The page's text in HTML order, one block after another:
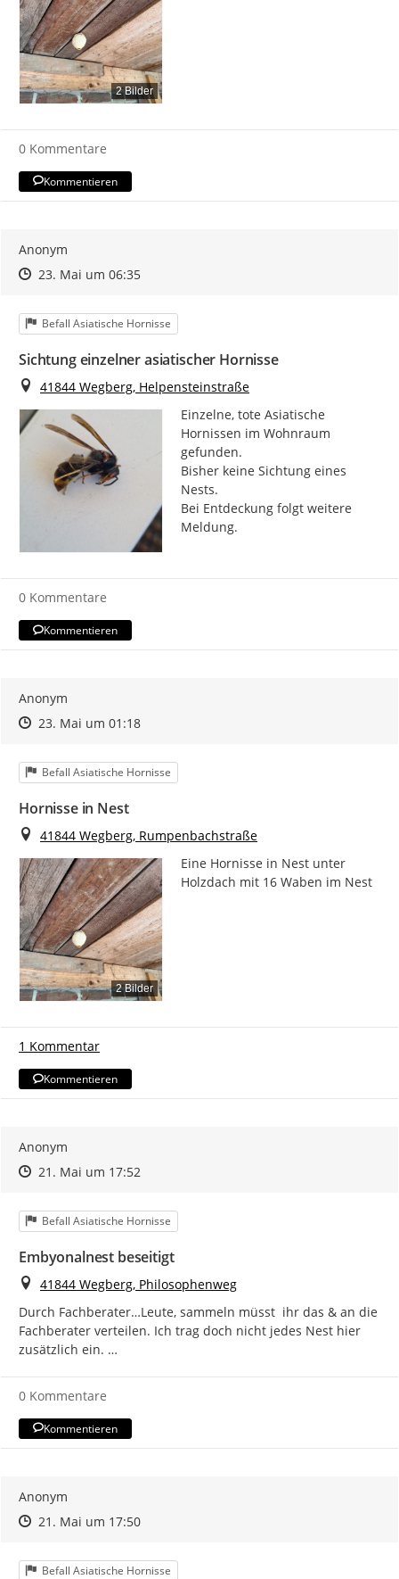
2 Bilder
0 Kommentare
Kommentieren
Anonym
Zeitpunkt des Erstellens
Zeitpunkt des Erstellens
23. Mai um 06:35Zur Äußerung
Kategorie
Befall Asiatische Hornisse
Sichtung einzelner asiatischer Hornisse
Ort
41844 Wegberg, Helpensteinstraße
Einzelne, tote Asiatische
Hornissen im Wohnraum
gefunden.
Bisher keine Sichtung eines
Nests.
Bei Entdeckung folgt weitere
Meldung.
0 Kommentare
Kommentieren
Anonym
Zeitpunkt des Erstellens
Zeitpunkt des Erstellens
23. Mai um 01:18Zur Äußerung
Kategorie
Befall Asiatische Hornisse
Hornisse in Nest
Ort
41844 Wegberg, Rumpenbachstraße
2 Bilder
Eine Hornisse in Nest unter
Holzdach mit 16 Waben im Nest
1 Kommentar
Kommentieren
Anonym
Zeitpunkt des Erstellens
Zeitpunkt des Erstellens
21. Mai um 17:52Zur Äußerung
Kategorie
Befall Asiatische Hornisse
Embyonalnest beseitigt
Ort
41844 Wegberg, Philosophenweg
Durch Fachberater…Leute, sammeln müsst  ihr das & an die
Fachberater verteilen. Ich trag doch nicht jedes Nest hier
zusätzlich ein. …
0 Kommentare
Kommentieren
Anonym
Zeitpunkt des Erstellens
Zeitpunkt des Erstellens
21. Mai um 17:50Zur Äußerung
Kategorie
Befall Asiatische Hornisse